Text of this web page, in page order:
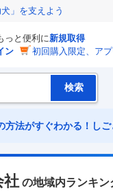
」を支えよう
っと便利に新規取得
ン
初回購入限定、ア
法がすぐわかる！し
社 の地域内ランキ